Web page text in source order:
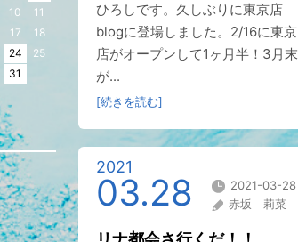
ひろしです。久しぶりに東京店
blogに登場しました。2/16に東京
店がオープンして1ヶ月半！3月末
が...
[続きを読む]
2021
03.28
2021-03-28
赤坂 莉菜
10
11
17
18
24
25
31